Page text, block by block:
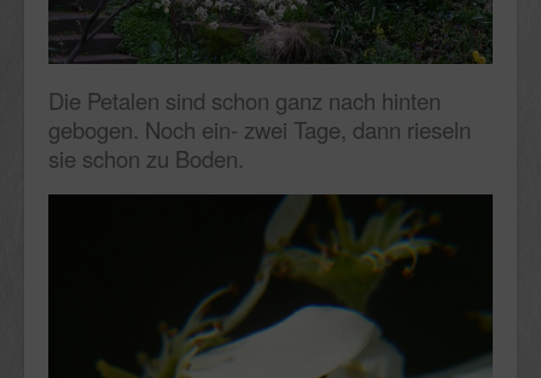
Die Petalen sind schon ganz nach hinten
gebogen. Noch ein- zwei Tage, dann rieseln
sie schon zu Boden.